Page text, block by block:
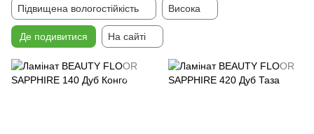
Підвищена вологостійкість Висока
Де подивитися На сайті